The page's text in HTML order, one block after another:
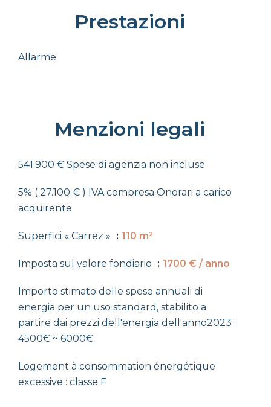
Prestazioni
Allarme
Menzioni legali
541.900 € Spese di agenzia non incluse
5% ( 27.100 € ) IVA compresa Onorari a carico
acquirente
Superfici « Carrez » 110 m²
Imposta sul valore fondiario 1700 € / anno
Importo stimato delle spese annuali di
energia per un uso standard, stabilito a
partire dai prezzi dell'energia dell'anno2023 :
4500€ ~ 6000€
Logement à consommation énergétique
excessive : classe F